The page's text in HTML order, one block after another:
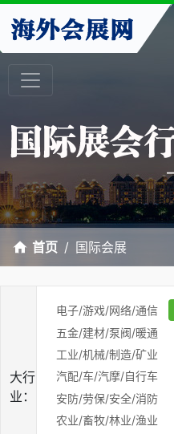
首页 国际会展
大行
业：
电子/游戏/网络/通信
五金/建材/泵阀/暖通
工业/机械/制造/矿业
汽配/车/汽摩/自行车
安防/劳保/安全/消防
农业/畜牧/林业/渔业